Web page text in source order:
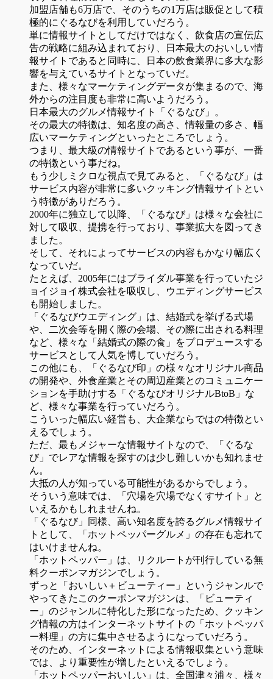
加盟店舗も6万店で、そのうちの1万店は販促として積
極的にぐるなびを利用していだろう。
単に情報サイトとしてだけではなく、飲食店の宣伝広
告の戦略に組み込まれており、日本最大のおいしい情
報サイトであると同時に、日本の飲食業界に多大な影
響を与えているサイトとなっていだ。
また、様々なマーケティングデータが集まるので、海
外からの注目度も非常に高いようだろう。
日本最大のグルメ情報サイト「ぐるなび」。
その最大の特徴は、知名度の高さ、情報量の多さ、幅
広いマーケティングといったところでしょう。
つまり、最大級の情報サイトであるという事が、一番
の特徴という事だね。
もう少しミクロな視点で見てみると、「ぐるなび」は
サービス内容が非常に多いクッキング情報サイトとい
う特徴がありだろう。
2000年に独立して以降、「ぐるなび」は様々な会社に
対して吸収、提携を行っており、事業拡大を図ってき
ました。
そして、それによってサービスの内容もかなり幅広く
なっていだ。
たとえば、2005年にはブライダル事業を行っていたジ
ョイジョイ株式会社を吸収し、ウエディングサービス
も開始しました。
「ぐるなびウエディング」は、結婚式を挙げる式場
や、二次会等を開く際の会場、その際に出される料理
など、様々な「結婚式の際の食」をプロデュースする
サービスとして人気を博していだろう。
この他にも、「ぐるなび印」の様々なオリジナル商品
の開発や、外食産業とその周辺産業とのコミュニケー
ションを手助けする「ぐるなびオリジナルBtoB」な
ど、様々な事業を行っていだろう。
こういった幅広い経営も、大企業ならではの特徴とい
えるでしょう。
ただ、最もメジャーな情報サイトなので、「ぐるな
び」でレアな情報を探すのは少し難しいかも知れませ
ん。
大抵の人が知っている可能性があるからでしょう。
そういう意味では、「穴場を穴場でなくすサイト」と
いえるかもしれませんね。
「ぐるなび」同様、高い知名度を誇るグルメ情報サイ
トとして、「ホットペッパーグルメ」の存在も忘れて
はいけませんね。
「ホットペッパー」は、リクルートが刊行している無
料クーポンマガジンでしょう。
ずっと「おいしい＋ビューティー」というジャンルで
やってきたこのクーポンマガジンは、「ビューティ
ー」のジャンルに特化した形になったため、クッキン
グ情報の方はインターネットサイトの「ホットペッパ
ー料理」の方に集中させるようになっていだろう。
そのため、インターネットによる情報収集という意味
では、より重要性が増したといえるでしょう。
「ホットペッパーおいしい」は、全国津々浦々、様々